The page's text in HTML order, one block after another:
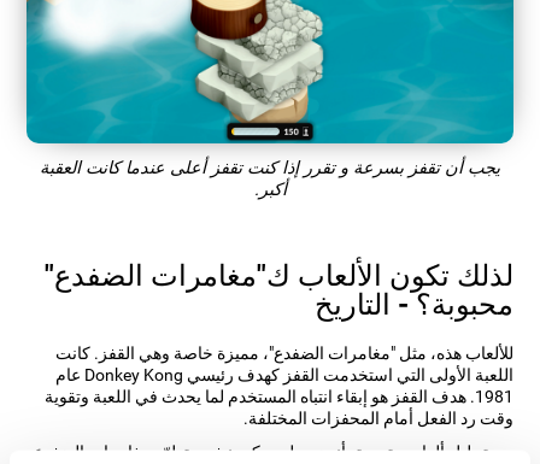
يجب أن تقفز بسرعة و تقرر إذا كنت تقفز أعلى عندما كانت العقبة
أكبر.
لذلك تكون الألعاب ك"مغامرات الضفدع"
محبوبة؟ - التاريخ
للألعاب هذه، مثل "مغامرات الضفدع"، مميزة خاصة وهي القفز. كانت
اللعبة الأولى التي استخدمت القفز كهدف رئيسي Donkey Kong عام
1981. هدف القفز هو إبقاء انتباه المستخدم لما يحدث في اللعبة وتقوية
وقت رد الفعل أمام المحفزات المختلفة.
بعد تحليل ألعاب متعددة، أنجز مطورو كوجنيفيت تطوّر مغامرات الضفدع